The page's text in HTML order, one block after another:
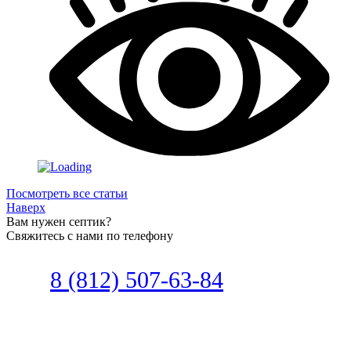
Посмотреть все статьи
Наверх
Вам нужен септик?
Свяжитесь с нами по телефону
8 (812) 507-63-84